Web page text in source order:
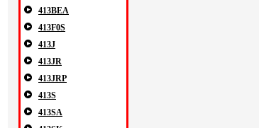
413BEA
413F0S
413J
413JR
413JRP
413S
413SA